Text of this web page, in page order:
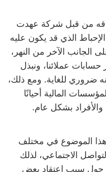
من قبل شركة عهدت
الذي قد يكون عليه
الجانب الآخر من النهر،
عملائنا، ونبذل
ضروري للغاية. ومع ذلك،
المالية أحيانًا
والأفراد بشكل عام.
هذا الموضوع في مختلف
الاجتماعي، لذلك
حول سبب اعتقاد بعض